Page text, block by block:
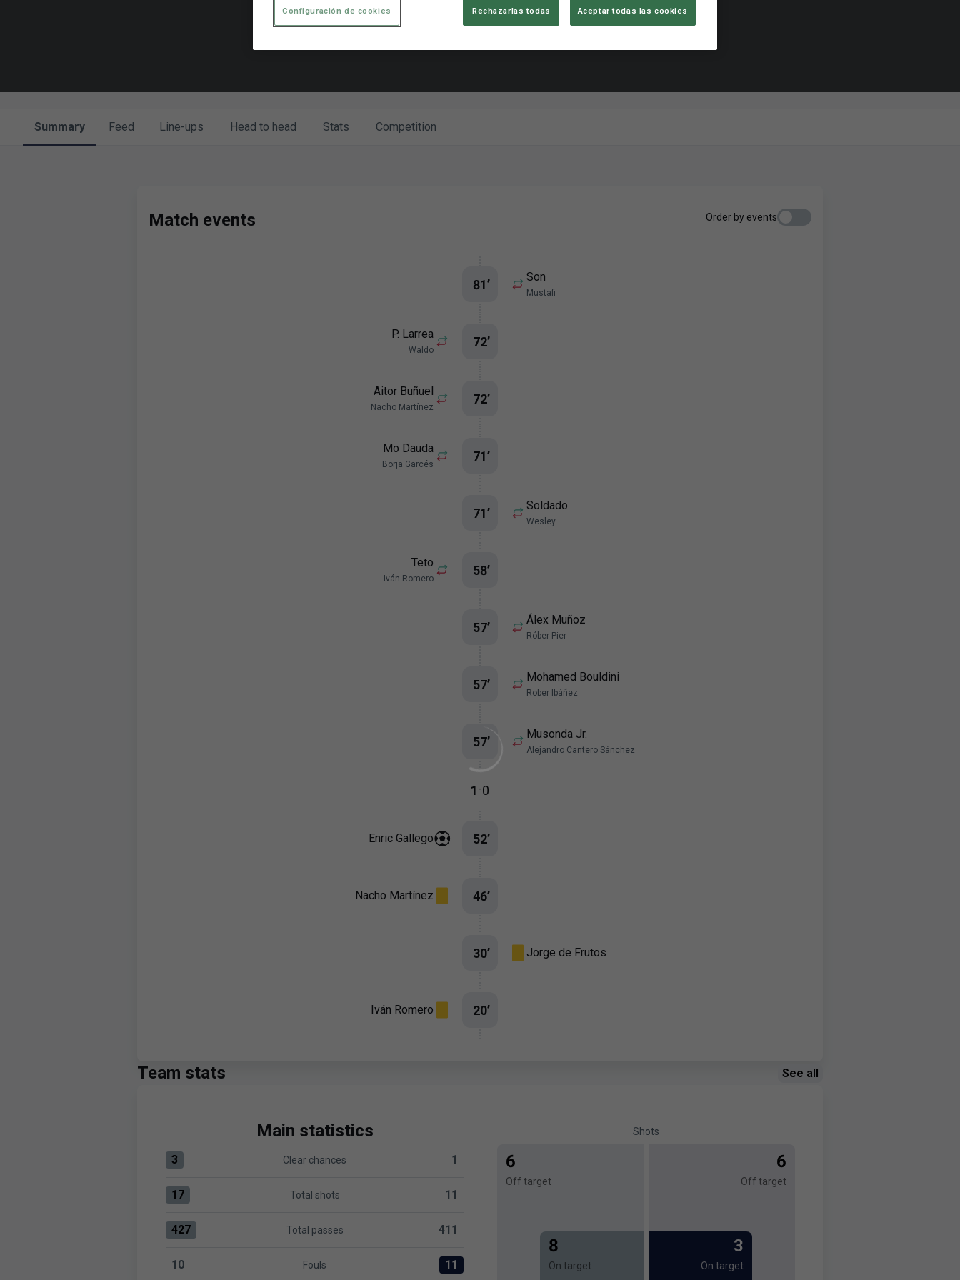
Summary Feed Line-ups Head to head Stats Competition
Match events Order by events
Son
Mustafi
81’
P. Larrea
Waldo
72’
Aitor Buñuel
Nacho Martínez
72’
Mo Dauda
Borja Garcés
71’
Soldado
Wesley
71’
Teto
Iván Romero
58’
Álex Muñoz
Róber Pier
57’
Mohamed Bouldini
Rober Ibáñez
57’
Musonda Jr.
Alejandro Cantero Sánchez
57’
1 -0
Enric Gallego 52’
Nacho Martínez 46’
Jorge de Frutos
30’
Iván Romero 20’
Team stats See all
Main statistics
Clear chances:CD Tenerife 3 versus Levante UD 1
3 Clear chances 1
Total shots:CD Tenerife 17 versus Levante UD 11
17 Total shots 11
Total passes:CD Tenerife 427 versus Levante UD 411
427 Total passes 411
Fouls:CD Tenerife 10 versus Levante UD 11
10 Fouls 11
Shots
6
Off target
8
On target
6
Off target
3
On target
Rechazarlas todas Aceptar todas las cookies
Configuración de cookies